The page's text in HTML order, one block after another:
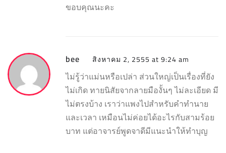
ขอบคุณนะคะ
bee สิงหาคม 2, 2555 at 9:24 am
ไม่รู้ว่าแม่นหรือเปล่า ส่วนใหญ่เป็นเรื่องที่ยัง
ไม่เกิด ทายนิสัยจากลายมืองั้นๆ ไม่ละเอียด มี
ไม่ตรงบ้าง เราว่าแพงไปสำหรับคำทำนาย
และเวลา เหมือนไม่ค่อยได้อะไรกับสามร้อย
บาท แต่อาจารย์พูดจาดีมีแนะนำให้ทำบุญ